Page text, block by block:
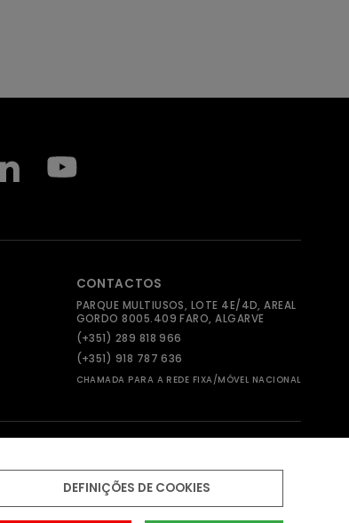
CONTACTOS
PARQUE MULTIUSOS, LOTE 4E/4D, AREAL
GORDO 8005.409 FARO, ALGARVE
(+351) 289 818 966
(+351) 918 787 636
CHAMADA PARA A REDE FIXA/MÓVEL NACIONAL
DEFINIÇÕES DE COOKIES